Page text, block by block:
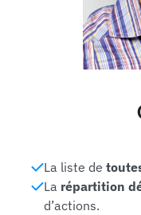
La liste de
La répartition
d’actions.